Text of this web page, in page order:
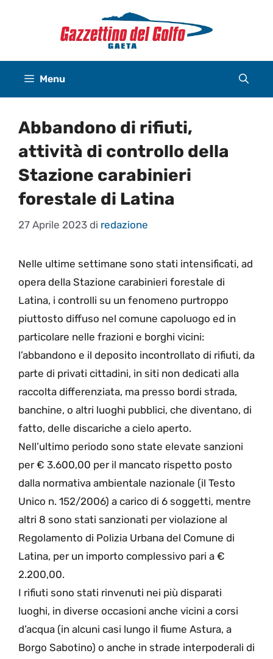
Menu
Abbandono di rifiuti,
attività di controllo della
Stazione carabinieri
forestale di Latina
27 Aprile 2023 di redazione
Nelle ultime settimane sono stati intensificati, ad
opera della Stazione carabinieri forestale di
Latina, i controlli su un fenomeno purtroppo
piuttosto diffuso nel comune capoluogo ed in
particolare nelle frazioni e borghi vicini:
l’abbandono e il deposito incontrollato di rifiuti, da
parte di privati cittadini, in siti non dedicati alla
raccolta differenziata, ma presso bordi strada,
banchine, o altri luoghi pubblici, che diventano, di
fatto, delle discariche a cielo aperto.
Nell’ultimo periodo sono state elevate sanzioni
per € 3.600,00 per il mancato rispetto posto
dalla normativa ambientale nazionale (il Testo
Unico n. 152/2006) a carico di 6 soggetti, mentre
altri 8 sono stati sanzionati per violazione al
Regolamento di Polizia Urbana del Comune di
Latina, per un importo complessivo pari a €
2.200,00.
I rifiuti sono stati rinvenuti nei più disparati
luoghi, in diverse occasioni anche vicini a corsi
d’acqua (in alcuni casi lungo il fiume Astura, a
Borgo Sabotino) o anche in strade interpoderali di